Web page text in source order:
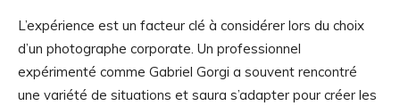
L’expérience est un facteur clé à considérer lors du choix
d’un photographe corporate. Un professionnel
expérimenté comme Gabriel Gorgi a souvent rencontré
une variété de situations et saura s’adapter pour créer les